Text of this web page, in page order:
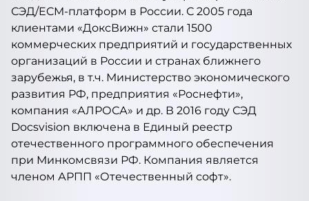
СЭД/ECM-платформ в России. С 2005 года
клиентами «ДоксВижн» стали 1500
коммерческих предприятий и государственных
организаций в России и странах ближнего
зарубежья, в т.ч. Министерство экономического
развития РФ, предприятия «Роснефти»,
компания «АЛРОСА» и др. В 2016 году СЭД
Docsvision включена в Единый реестр
отечественного программного обеспечения
при Минкомсвязи РФ. Компания является
членом АРПП «Отечественный софт».